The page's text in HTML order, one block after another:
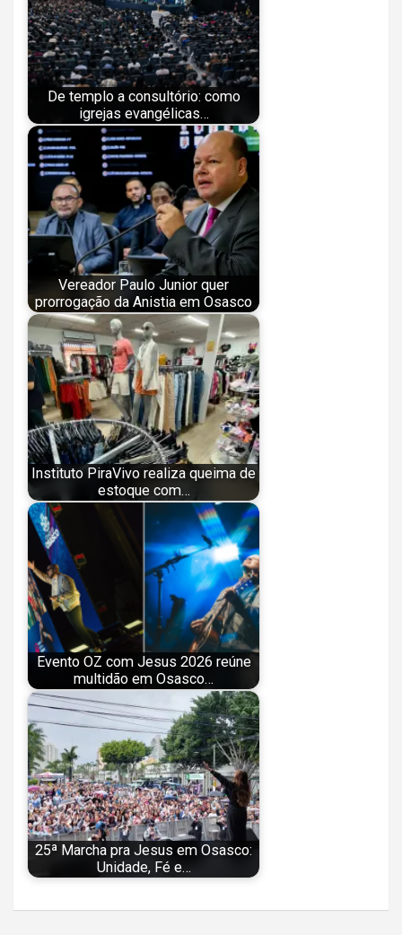
De templo a consultório: como
igrejas evangélicas…
Vereador Paulo Junior quer
prorrogação da Anistia em Osasco
Instituto PiraVivo realiza queima de
estoque com…
Evento OZ com Jesus 2026 reúne
multidão em Osasco…
25ª Marcha pra Jesus em Osasco:
Unidade, Fé e…